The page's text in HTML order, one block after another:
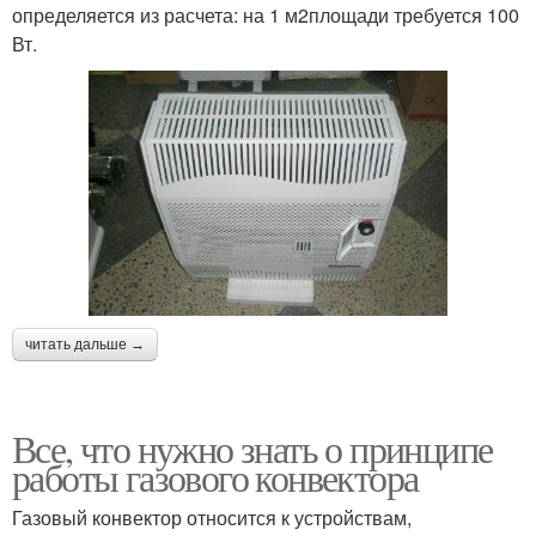
определяется из расчета: на 1 м2площади требуется 100
Вт.
читать дальше →
Все, что нужно знать о принципе
работы газового конвектора
Газовый конвектор относится к устройствам,